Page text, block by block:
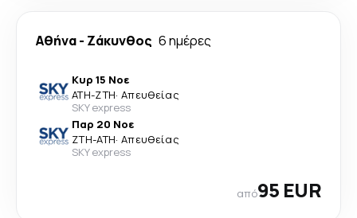
Αθήνα- Ζάκυνθος 6 ημέρες
Κυρ 15 Νοε
ATH-ZTH· Απευθείας
SKY express
Παρ 20 Νοε
ZTH-ATH· Απευθείας
SKY express
από95 EUR